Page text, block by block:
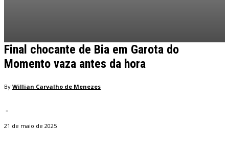
Final chocante de Bia em Garota do
Momento vaza antes da hora
By Willian Carvalho de Menezes
-
21 de maio de 2025